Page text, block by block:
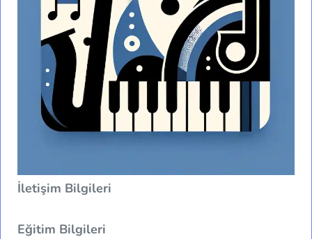
İletişim Bilgileri
Eğitim Bilgileri